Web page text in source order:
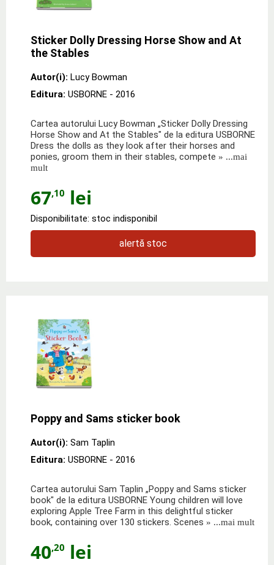
Sticker Dolly Dressing Horse Show and At
the Stables
Autor(i): Lucy Bowman
Editura: USBORNE - 2016
Cartea autorului Lucy Bowman „Sticker Dolly Dressing
Horse Show and At the Stables" de la editura USBORNE
Dress the dolls as they look after their horses and
ponies, groom them in their stables, compete » ...mai
mult
67,10 lei
Disponibilitate: stoc indisponibil
alertă stoc
Poppy and Sams sticker book
Autor(i): Sam Taplin
Editura: USBORNE - 2016
Cartea autorului Sam Taplin „Poppy and Sams sticker
book" de la editura USBORNE Young children will love
exploring Apple Tree Farm in this delightful sticker
book, containing over 130 stickers. Scenes » ...mai mult
40,20 lei